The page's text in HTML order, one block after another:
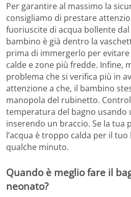
Per garantire al massimo la
consigliamo di prestare
fuoriuscite di acqua bollente
bambino è già dentro la
prima di immergerlo per
calde e zone più fredde. Infine,
problema che si verifica più in
attenzione a che, il bambino
manopola del rubinetto.
temperatura del bagno usando
inserendo un braccio. Se la tua
l’acqua è troppo calda per il
qualche minuto.
Quando è meglio fare il
neonato?